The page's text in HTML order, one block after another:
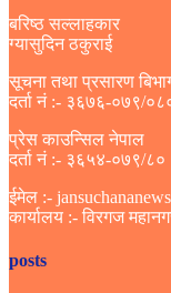
बरिष्ठ सल्लाहकार
ग्यासुदिन ठकुराई
सूचना तथा प्रसारण
दर्ता नं :- ३६७६-०७९/
प्रेस काउन्सिल नेपाल
दर्ता नं :- ३६५४-०७९/८०
ईमेल :-
कार्यालय :- विरगज
posts